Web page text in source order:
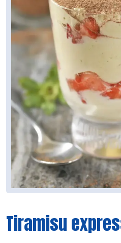
Tiramisu